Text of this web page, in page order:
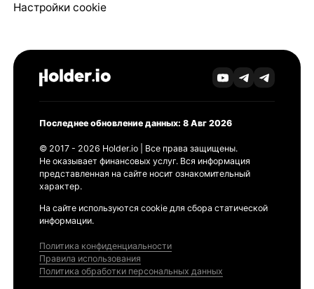
Настройки cookie
Последнее обновление данных: 8 Авг 2026
© 2017 - 2026 Holder.io | Все права защищены.
Не оказывает финансовых услуг. Вся информация
представленная на сайте носит ознакомительный
характер.
На сайте используются cookie для сбора статической
информации.
Политика конфиденциальности
Правила использования
Политика обработки персональных данных